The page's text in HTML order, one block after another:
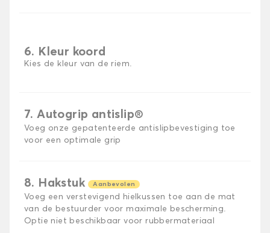
6. Kleur koord
Kies de kleur van de riem.
7. Autogrip antislip®
Voeg onze gepatenteerde antislipbevestiging toe
voor een optimale grip
8. Hakstuk Aanbevolen
Voeg een verstevigend hielkussen toe aan de mat
van de bestuurder voor maximale bescherming.
Optie niet beschikbaar voor rubbermateriaal